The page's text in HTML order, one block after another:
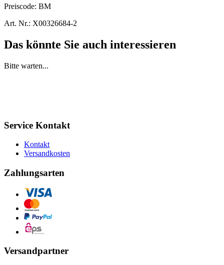
Preiscode: BM
Art. Nr.: X00326684-2
Das könnte Sie auch interessieren
Bitte warten...
Service Kontakt
Kontakt
Versandkosten
Zahlungsarten
Versandpartner